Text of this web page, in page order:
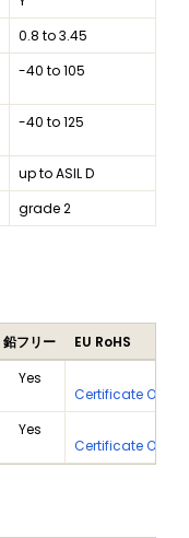
0.8 to 3.45
-40 to 105
-40 to 125
up to ASIL D
grade 2
鉛フリー
EU RoHS
Yes
Certificate Of
Yes
Certificate Of